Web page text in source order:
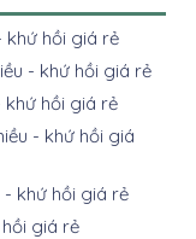
khứ hồi giá rẻ
- khứ hồi giá rẻ
hồi giá rẻ
- khứ hồi giá
khứ hồi giá rẻ
giá rẻ